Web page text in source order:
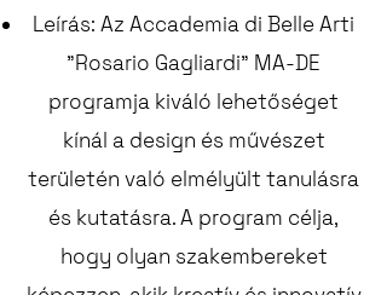
Leírás: Az Accademia di Belle Arti
"Rosario Gagliardi" MA-DE
programja kiváló lehetőséget
kínál a design és művészet
területén való elmélyült tanulásra
és kutatásra. A program célja,
hogy olyan szakembereket